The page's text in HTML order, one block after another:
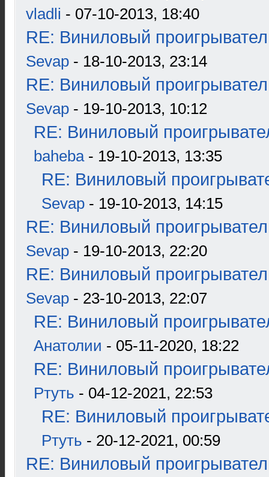
vladli - 07-10-2013, 18:40
RE: Виниловый
Sevap - 18-10-2013, 23:14
RE: Виниловый
Sevap - 19-10-2013, 10:12
RE: Виниловый
baheba- 19-10-2013, 13:35
RE: Виниловый
Sevap - 19-10-2013, 14:15
RE: Виниловый
Sevap - 19-10-2013, 22:20
RE: Виниловый
Sevap - 23-10-2013, 22:07
RE: Виниловый
Анатолии - 05-11-2020, 18:22
RE: Виниловый
Ртуть - 04-12-2021, 22:53
RE: Виниловый
Ртуть - 20-12-2021, 00:59
RE: Виниловый